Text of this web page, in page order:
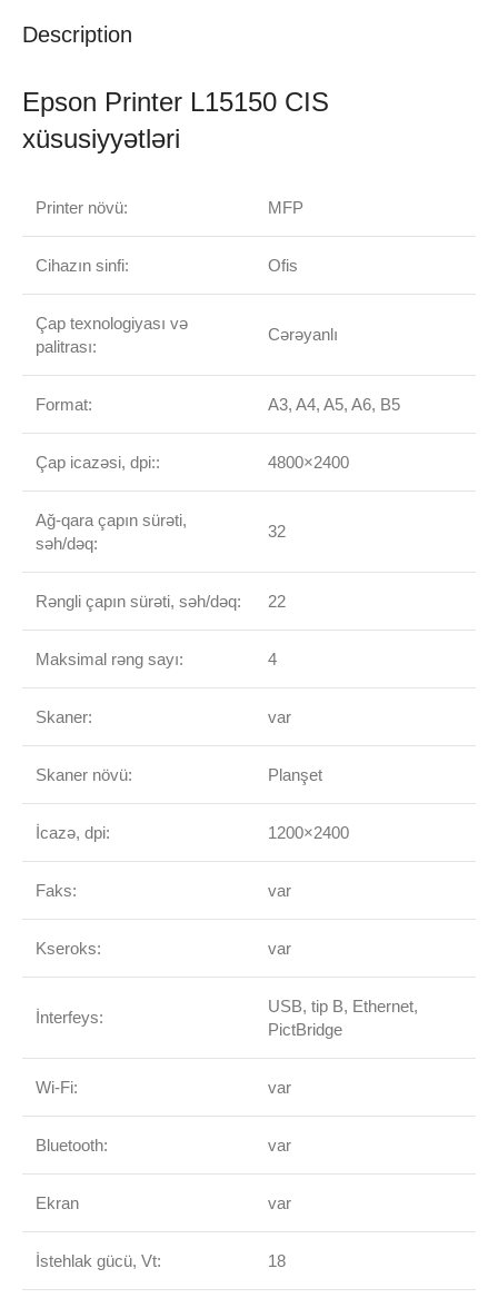
Description
Epson Printer L15150 CIS
xüsusiyyətləri
Printer növü: MFP
Cihazın sinfi: Ofis
Çap texnologiyası və
palitrası:
Cərəyanlı
Format: A3, A4, A5, A6, B5
Çap icazəsi, dpi:: 4800×2400
Аğ-qara çapın sürəti,
səh/dəq:
32
Rəngli çapın sürəti, səh/dəq: 22
Maksimal rəng sayı: 4
Skaner: var
Skaner növü: Planşet
İcazə, dpi: 1200×2400
Faks: var
Kseroks: var
İnterfeys:
USB, tip B, Ethernet,
PictBridge
Wi-Fi: var
Bluetooth: var
Ekran var
İstehlak gücü, Vt: 18